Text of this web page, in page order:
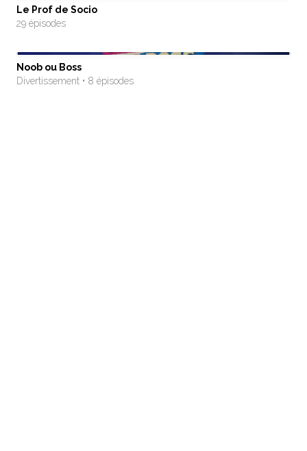
Le Prof de Socio
29 épisodes
Noob ou Boss
Divertissement • 8 épisodes